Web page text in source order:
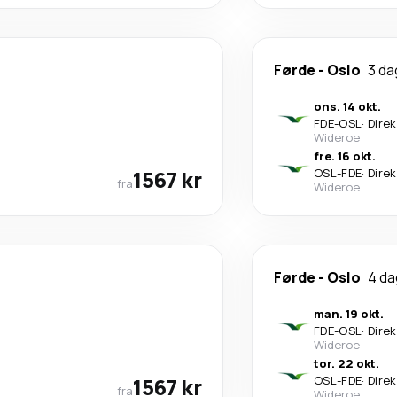
fra1567 kr
Førde - Oslo 3
ons. 14 okt.
FDE-OSL·
Wideroe
fre. 16 okt.
OSL-FDE·
Wideroe
fra1567 kr
Førde - Oslo 4
man. 19 okt.
FDE-OSL·
Wideroe
tor. 22 okt.
OSL-FDE·